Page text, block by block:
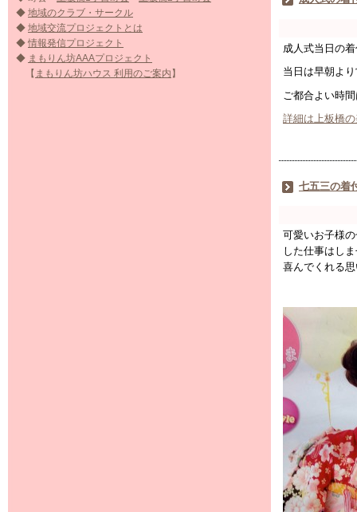
成人式当日の
当日は早朝よ
ご都合よい時
詳細は上板橋
七五三の着
可愛いお子様
した仕事はし
喜んでくれる
◆ 地域のクラブ・サークル
◆ 地域交流プロジェクトとは
◆ 情報発信プロジェクト
◆ まもりん坊AAAプロジェクト
【 まもりん坊ハウス 利用のご案内 】